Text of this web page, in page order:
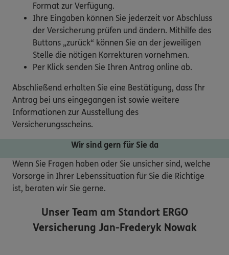
Format zur Verfügung.
Ihre Eingaben können Sie jederzeit vor Abschluss
der Versicherung prüfen und ändern. Mithilfe des
Buttons „zurück“ können Sie an der jeweiligen
Stelle die nötigen Korrekturen vornehmen.
Per Klick senden Sie Ihren Antrag online ab.
Abschließend erhalten Sie eine Bestätigung, dass Ihr
Antrag bei uns eingegangen ist sowie weitere
Informationen zur Ausstellung des
Versicherungsscheins.
Wir sind gern für Sie da
Wenn Sie Fragen haben oder Sie unsicher sind, welche
Vorsorge in Ihrer Lebenssituation für Sie die Richtige
ist, beraten wir Sie gerne.
Unser Team am StandortERGO
Versicherung Jan-Frederyk Nowak